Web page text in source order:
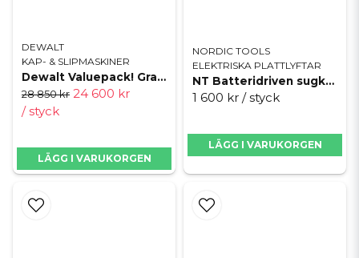
DEWALT
KAP- & SLIPMASKINER
Dewalt Valuepack! Grabo + Vattensåg + Multivinkelslip
28 850 kr 24 600 kr
/ styck
LÄGG I VARUKORGEN
NORDIC TOOLS
ELEKTRISKA PLATTLYFTAR
NT Batteridriven sugkopp med tryckindikator
1 600 kr / styck
LÄGG I VARUKORGEN